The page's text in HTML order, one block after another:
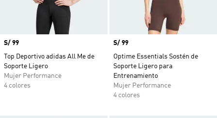
Precio
S/ 99
Top Deportivo adidas All Me de
Soporte Ligero
Mujer Performance
4 colores
Precio
S/ 99
Optime Essentials Sostén de
Soporte Ligero para
Entrenamiento
Mujer Performance
4 colores